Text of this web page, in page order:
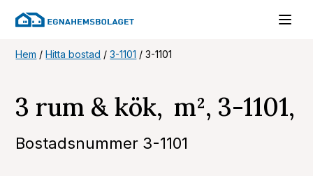
Hem /Hitta bostad /3-1101 /3-1101
3 rum & kök, m², 3-1101,
Bostadsnummer 3-1101